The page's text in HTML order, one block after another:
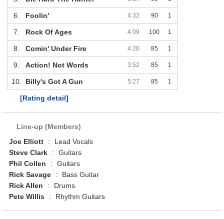
6. Foolin' 4:32 90 1
7. Rock Of Ages 4:09 100 1
8. Comin' Under Fire 4:20 85 1
9. Action! Not Words 3:52 85 1
10. Billy's Got A Gun 5:27 85 1
[Rating detail]
Line-up (Members)
Joe Elliott
:
Lead Vocals
Steve Clark
:
Guitars
Phil Collen
:
Guitars
Rick Savage
:
Bass Guitar
Rick Allen
:
Drums
Pete Willis
: Rhythm Guitars